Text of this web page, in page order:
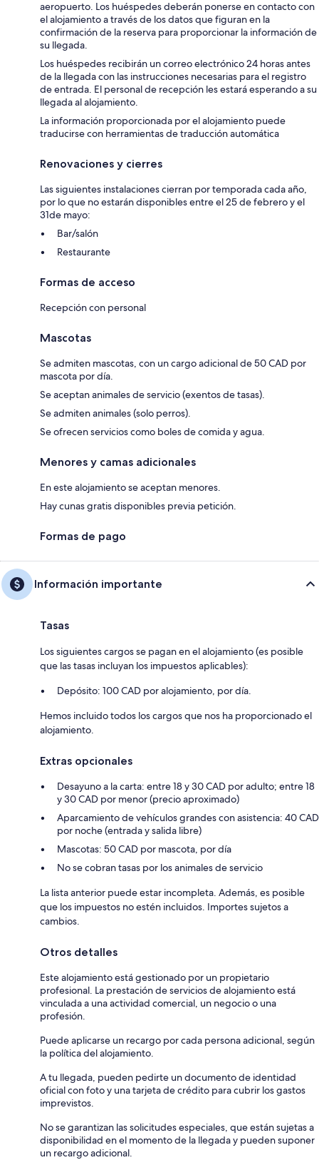
aeropuerto. Los huéspedes deberán ponerse en contacto con
el alojamiento a través de los datos que figuran en la
confirmación de la reserva para proporcionar la información de
su llegada.
Los huéspedes recibirán un correo electrónico 24 horas antes
de la llegada con las instrucciones necesarias para el registro
de entrada. El personal de recepción les estará esperando a su
llegada al alojamiento.
La información proporcionada por el alojamiento puede
traducirse con herramientas de traducción automática
Renovaciones y cierres
Las siguientes instalaciones cierran por temporada cada año,
por lo que no estarán disponibles entre el 25 de febrero y el
31de mayo:
Bar/salón
Restaurante
Formas de acceso
Recepción con personal
Mascotas
Se admiten mascotas, con un cargo adicional de 50 CAD por
mascota por día.
Se aceptan animales de servicio (exentos de tasas).
Se admiten animales (solo perros).
Se ofrecen servicios como boles de comida y agua.
Menores y camas adicionales
En este alojamiento se aceptan menores.
Hay cunas gratis disponibles previa petición.
Formas de pago
Información importante
Tasas
Los siguientes cargos se pagan en el alojamiento (es posible
que las tasas incluyan los impuestos aplicables):
Depósito: 100 CAD por alojamiento, por día.
Hemos incluido todos los cargos que nos ha proporcionado el
alojamiento.
Extras opcionales
Desayuno a la carta: entre 18 y 30 CAD por adulto; entre 18
y 30 CAD por menor (precio aproximado)
Aparcamiento de vehículos grandes con asistencia: 40 CAD
por noche (entrada y salida libre)
Mascotas: 50 CAD por mascota, por día
No se cobran tasas por los animales de servicio
La lista anterior puede estar incompleta. Además, es posible
que los impuestos no estén incluidos. Importes sujetos a
cambios.
Otros detalles
Este alojamiento está gestionado por un propietario
profesional. La prestación de servicios de alojamiento está
vinculada a una actividad comercial, un negocio o una
profesión.
Puede aplicarse un recargo por cada persona adicional, según
la política del alojamiento.
A tu llegada, pueden pedirte un documento de identidad
oficial con foto y una tarjeta de crédito para cubrir los gastos
imprevistos.
No se garantizan las solicitudes especiales, que están sujetas a
disponibilidad en el momento de la llegada y pueden suponer
un recargo adicional.